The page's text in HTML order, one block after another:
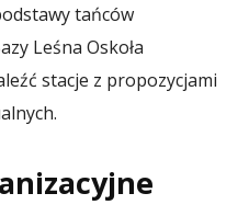
tańców
Leśna Oskoła
stacje z propozycjami